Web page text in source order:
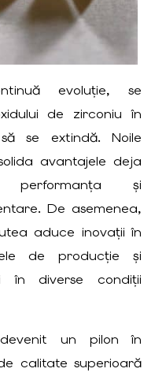
evoluție, se
de zirconiu în
se extindă. Noile
avantajele deja
performanța și
De asemenea,
aduce inovații în
de producție și
în diverse condiții
un pilon în
calitate superioară